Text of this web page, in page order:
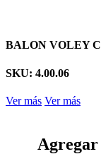
BALON VOLEY
SKU: 4.00.06
Ver más Ver más